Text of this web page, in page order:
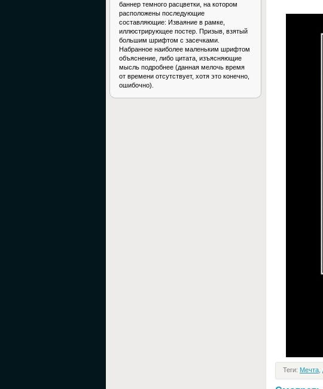
Теги: Мечта
баннер темного расцветки, на котором
расположены последующие
составляющие: Изваяние в рамке,
иллюстрирующее постер. Призыв, взятый
большим шрифтом с засечками.
Набранное наиболее маленьким шрифтом
объяснение, либо цитата, изъясняющие
мысль подробнее (данная мелочь время
от времени отсутствует, хотя это конечно,
ошибочно).